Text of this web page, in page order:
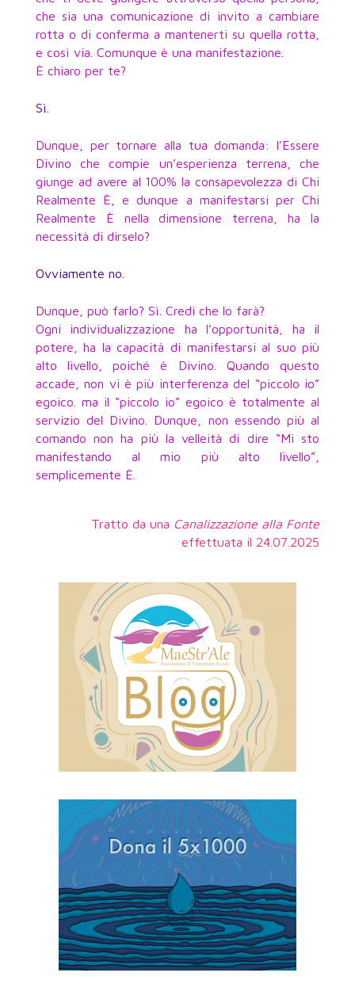
che sia una comunicazione di invito a cambiare
rotta o di conferma a mantenerti su quella rotta,
e così via. Comunque è una manifestazione.
È chiaro per te?
Sì.
Dunque, per tornare alla tua domanda: l’Essere
Divino che compie un’esperienza terrena, che
giunge ad avere al 100% la consapevolezza di Chi
Realmente È, e dunque a manifestarsi per Chi
Realmente È nella dimensione terrena, ha la
necessità di dirselo?
Ovviamente no.
Dunque, può farlo? Sì. Credi che lo farà?
Ogni individualizzazione ha l’opportunità, ha il
potere, ha la capacità di manifestarsi al suo più
alto livello, poiché è Divino. Quando questo
accade, non vi è più interferenza del “piccolo io”
egoico. ma il “piccolo io” egoico è totalmente al
servizio del Divino. Dunque, non essendo più al
comando non ha più la velleità di dire “Mi sto
manifestando al mio più alto livello”,
semplicemente È.
Tratto da una Canalizzazione alla Fonte
effettuata il 24.07.2025